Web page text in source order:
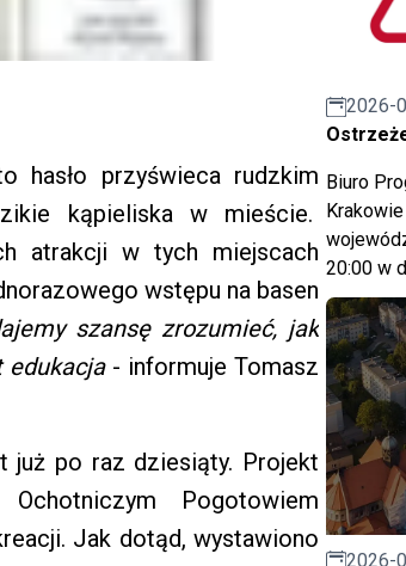
przyświeca rudzkim
kąpieliska w mieście.
atrakcji w tych miejscach
wstępu na basen
szansę zrozumieć, jak
edukacja- informuje Tomasz
już po raz dziesiąty. Projekt
Pogotowiem
Jak dotąd, wystawiono
2026-
Biuro
20:00 w
2026-